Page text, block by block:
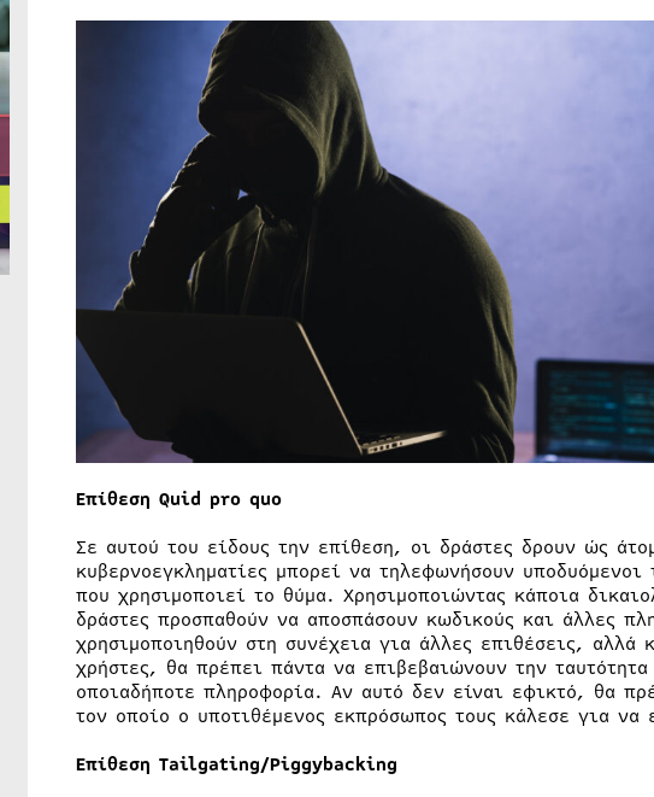
Επίθεση Quid pro quo
Σε αυτού του είδους την επίθεση, οι δράστες δρουν ώς
κυβερνοεγκληματίες μπορεί να τηλεφωνήσουν
που χρησιμοποιεί το θύμα. Χρησιμοποιώντας κάποια
δράστες προσπαθούν να αποσπάσουν κωδικούς και άλλες
χρησιμοποιηθούν στη συνέχεια για άλλες επιθέσεις, αλλά
χρήστες, θα πρέπει πάντα να επιβεβαιώνουν την
οποιαδήποτε πληροφορία. Αν αυτό δεν είναι εφικτό, θα
τον οποίο ο υποτιθέμενος εκπρόσωπος τους κάλεσε για να
Επίθεση Tailgating/Piggybacking